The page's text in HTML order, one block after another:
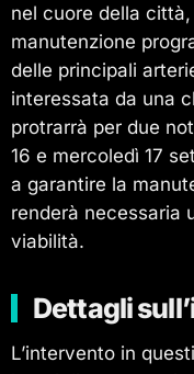
nel cuore della
manutenzione
delle principali
interessata da una
protrarrà per due
16 e mercoledì 17
a garantire la
renderà necessaria
viabilità.
Dettagli
L’intervento in